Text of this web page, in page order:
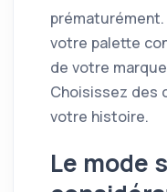
votre palette
de votre
Choisissez des
votre histoire.
Le mode